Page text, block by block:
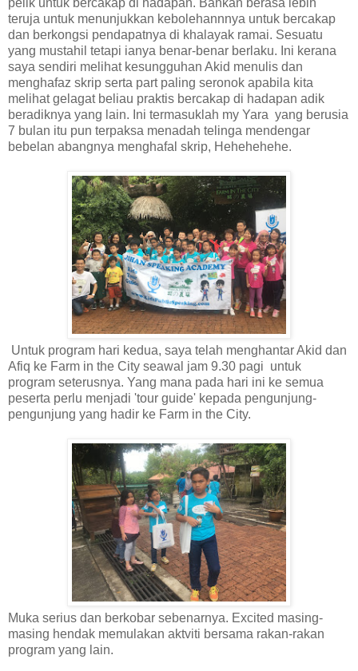
pelik untuk bercakap di hadapan. Bahkan berasa lebih
teruja untuk menunjukkan kebolehannnya untuk bercakap
dan berkongsi pendapatnya di khalayak ramai. Sesuatu
yang mustahil tetapi ianya benar-benar berlaku. Ini kerana
saya sendiri melihat kesungguhan Akid menulis dan
menghafaz skrip serta part paling seronok apabila kita
melihat gelagat beliau praktis bercakap di hadapan adik
beradiknya yang lain. Ini termasuklah my Yara yang berusia
7 bulan itu pun terpaksa menadah telinga mendengar
bebelan abangnya menghafal skrip, Hehehehehe.
Untuk program hari kedua, saya telah menghantar Akid dan
Afiq ke Farm in the City seawal jam 9.30 pagi untuk
program seterusnya. Yang mana pada hari ini ke semua
peserta perlu menjadi 'tour guide' kepada pengunjung-
pengunjung yang hadir ke Farm in the City.
Muka serius dan berkobar sebenarnya. Excited masing-
masing hendak memulakan aktviti bersama rakan-rakan
program yang lain.